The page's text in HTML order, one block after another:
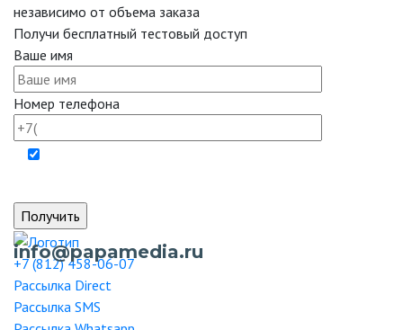
независимо от объема заказа
+7 (812) 458-06-07
info@papamedia.ru
Рассылка Direct
Рассылка SMS
Получи бесплатный тестовый доступ
Ваше имя
Номер телефона